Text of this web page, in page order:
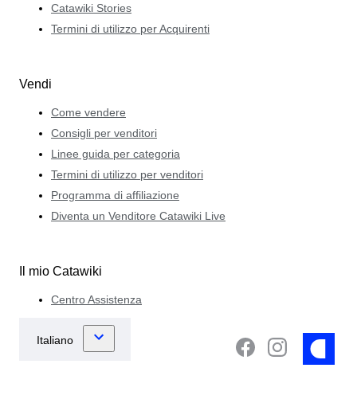
Catawiki Stories
Termini di utilizzo per Acquirenti
Vendi
Come vendere
Consigli per venditori
Linee guida per categoria
Termini di utilizzo per venditori
Programma di affiliazione
Diventa un Venditore Catawiki Live
Il mio Catawiki
Centro Assistenza